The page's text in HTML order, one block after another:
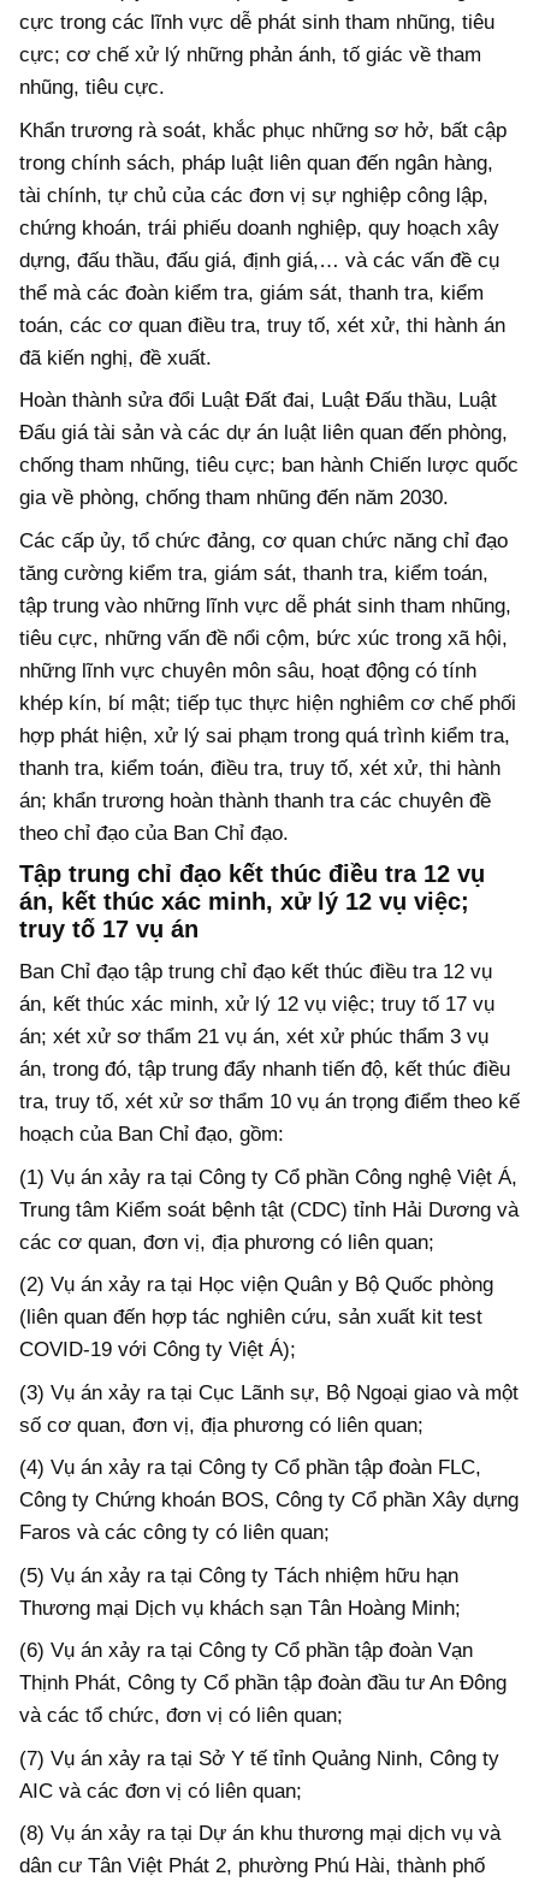
cực trong các lĩnh vực dễ phát sinh tham nhũng, tiêu
cực; cơ chế xử lý những phản ánh, tố giác về tham
nhũng, tiêu cực.
Khẩn trương rà soát, khắc phục những sơ hở, bất cập
trong chính sách, pháp luật liên quan đến ngân hàng,
tài chính, tự chủ của các đơn vị sự nghiệp công lập,
chứng khoán, trái phiếu doanh nghiệp, quy hoạch xây
dựng, đấu thầu, đấu giá, định giá,… và các vấn đề cụ
thể mà các đoàn kiểm tra, giám sát, thanh tra, kiểm
toán, các cơ quan điều tra, truy tố, xét xử, thi hành án
đã kiến nghị, đề xuất.
Hoàn thành sửa đổi Luật Đất đai, Luật Đấu thầu, Luật
Đấu giá tài sản và các dự án luật liên quan đến phòng,
chống tham nhũng, tiêu cực; ban hành Chiến lược quốc
gia về phòng, chống tham nhũng đến năm 2030.
Các cấp ủy, tổ chức đảng, cơ quan chức năng chỉ đạo
tăng cường kiểm tra, giám sát, thanh tra, kiểm toán,
tập trung vào những lĩnh vực dễ phát sinh tham nhũng,
tiêu cực, những vấn đề nổi cộm, bức xúc trong xã hội,
những lĩnh vực chuyên môn sâu, hoạt động có tính
khép kín, bí mật; tiếp tục thực hiện nghiêm cơ chế phối
hợp phát hiện, xử lý sai phạm trong quá trình kiểm tra,
thanh tra, kiểm toán, điều tra, truy tố, xét xử, thi hành
án; khẩn trương hoàn thành thanh tra các chuyên đề
theo chỉ đạo của Ban Chỉ đạo.
Tập trung chỉ đạo kết thúc điều tra 12 vụ
án, kết thúc xác minh, xử lý 12 vụ việc;
truy tố 17 vụ án
Ban Chỉ đạo tập trung chỉ đạo kết thúc điều tra 12 vụ
án, kết thúc xác minh, xử lý 12 vụ việc; truy tố 17 vụ
án; xét xử sơ thẩm 21 vụ án, xét xử phúc thẩm 3 vụ
án, trong đó, tập trung đẩy nhanh tiến độ, kết thúc điều
tra, truy tố, xét xử sơ thẩm 10 vụ án trọng điểm theo kế
hoạch của Ban Chỉ đạo, gồm:
(1) Vụ án xảy ra tại Công ty Cổ phần Công nghệ Việt Á,
Trung tâm Kiểm soát bệnh tật (CDC) tỉnh Hải Dương và
các cơ quan, đơn vị, địa phương có liên quan;
(2) Vụ án xảy ra tại Học viện Quân y Bộ Quốc phòng
(liên quan đến hợp tác nghiên cứu, sản xuất kit test
COVID-19 với Công ty Việt Á);
(3) Vụ án xảy ra tại Cục Lãnh sự, Bộ Ngoại giao và một
số cơ quan, đơn vị, địa phương có liên quan;
(4) Vụ án xảy ra tại Công ty Cổ phần tập đoàn FLC,
Công ty Chứng khoán BOS, Công ty Cổ phần Xây dựng
Faros và các công ty có liên quan;
(5) Vụ án xảy ra tại Công ty Tách nhiệm hữu hạn
Thương mại Dịch vụ khách sạn Tân Hoàng Minh;
(6) Vụ án xảy ra tại Công ty Cổ phần tập đoàn Vạn
Thịnh Phát, Công ty Cổ phần tập đoàn đầu tư An Đông
và các tổ chức, đơn vị có liên quan;
(7) Vụ án xảy ra tại Sở Y tế tỉnh Quảng Ninh, Công ty
AIC và các đơn vị có liên quan;
(8) Vụ án xảy ra tại Dự án khu thương mại dịch vụ và
dân cư Tân Việt Phát 2, phường Phú Hài, thành phố